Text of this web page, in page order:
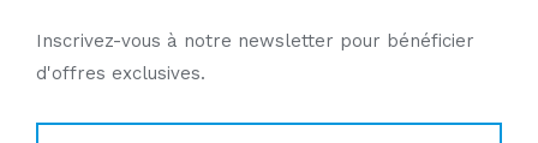
Inscrivez-vous à notre newsletter pour bénéficier
d'offres exclusives.